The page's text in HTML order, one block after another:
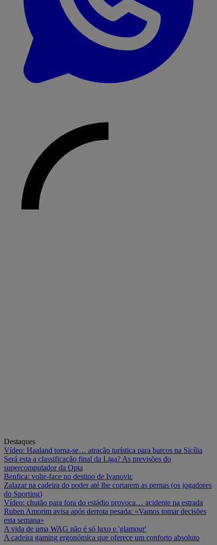
Destaques
Vídeo: Haaland torna-se… atração turística para barcos na Sicília
Será esta a classificação final da Liga? As previsões do
supercomputador da Opta
Benfica: volte-face no destino de Ivanovic
Zalazar na cadeira do poder até lhe cortarem as pernas (os jogadores
do Sporting)
Vídeo: chutão para fora do estádio provoca… acidente na estrada
Ruben Amorim avisa após derrota pesada: «Vamos tomar decisões
esta semana»
A vida de uma WAG não é só luxo e 'glamour'
A cadeira gaming ergonómica que oferece um conforto absoluto